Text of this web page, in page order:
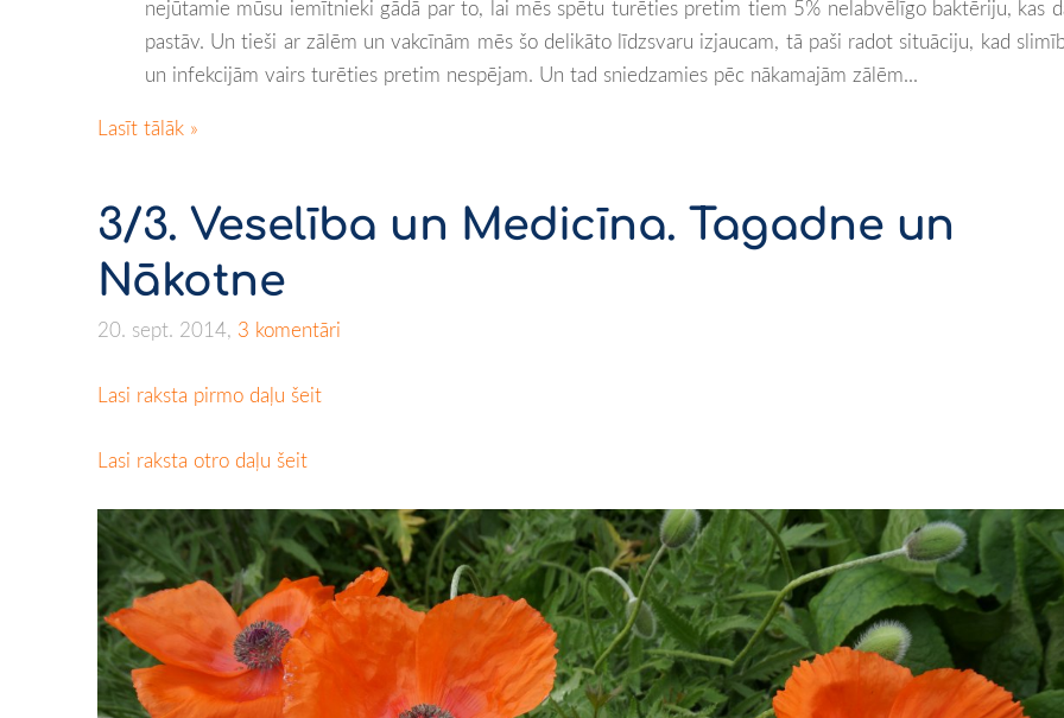
nejūtamie mūsu iemītnieki gādā par to, lai mēs spētu turēties pretim tiem 5% nelabvēlīgo baktēriju, kas
pastāv. Un tieši ar zālēm un vakcīnām mēs šo delikāto līdzsvaru izjaucam, tā paši radot situāciju, kad
un infekcijām vairs turēties pretim nespējam. Un tad sniedzamies pēc nākamajām zālēm...
Lasīt tālāk »
3/3. Veselība un Medicīna. Tagadne un
Nākotne
20. sept. 2014, 3 komentāri
Lasi raksta pirmo daļu šeit
Lasi raksta otro daļu šeit